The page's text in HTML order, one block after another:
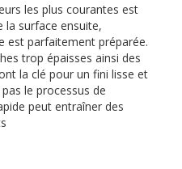
les plus courantes est
la surface ensuite,
est parfaitement préparée.
trop épaisses ainsi des
la clé pour un fini lisse et
le processus de
peut entraîner des